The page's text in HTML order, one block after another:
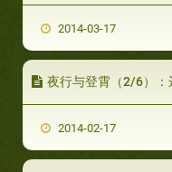
2014-03-17
夜行与登霄（2/6）：
2014-02-17